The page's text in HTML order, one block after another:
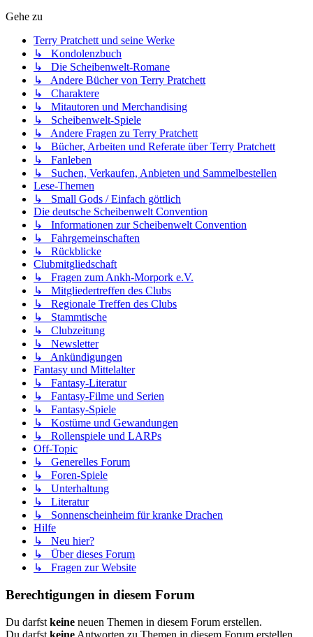
Gehe zu
Terry Pratchett und seine Werke
↳ Kondolenzbuch
↳ Die Scheibenwelt-Romane
↳ Andere Bücher von Terry Pratchett
↳ Charaktere
↳ Mitautoren und Merchandising
↳ Scheibenwelt-Spiele
↳ Andere Fragen zu Terry Pratchett
↳ Bücher, Arbeiten und Referate über Terry Pratchett
↳ Fanleben
↳ Suchen, Verkaufen, Anbieten und Sammelbestellen
Lese-Themen
↳ Small Gods / Einfach göttlich
Die deutsche Scheibenwelt Convention
↳ Informationen zur Scheibenwelt Convention
↳ Fahrgemeinschaften
↳ Rückblicke
Clubmitgliedschaft
↳ Fragen zum Ankh-Morpork e.V.
↳ Mitgliedertreffen des Clubs
↳ Regionale Treffen des Clubs
↳ Stammtische
↳ Clubzeitung
↳ Newsletter
↳ Ankündigungen
Fantasy und Mittelalter
↳ Fantasy-Literatur
↳ Fantasy-Filme und Serien
↳ Fantasy-Spiele
↳ Kostüme und Gewandungen
↳ Rollenspiele und LARPs
Off-Topic
↳ Generelles Forum
↳ Foren-Spiele
↳ Unterhaltung
↳ Literatur
↳ Sonnenscheinheim für kranke Drachen
Hilfe
↳ Neu hier?
↳ Über dieses Forum
↳ Fragen zur Website
Berechtigungen in diesem Forum
Du darfst keine neuen Themen in diesem Forum erstellen.
Du darfst keine Antworten zu Themen in diesem Forum erstellen.